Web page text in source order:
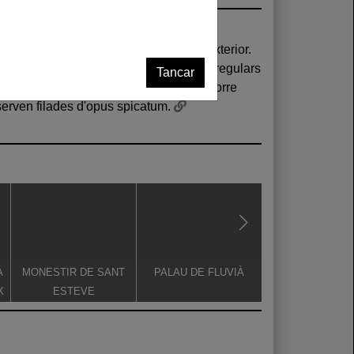
Tancar
filades d'opus spicatum.
MONESTIR DE SANT
ESTEVE
PALAU DE FLUVIÀ